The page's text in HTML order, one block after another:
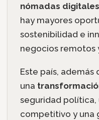
nómadas digitales
hay mayores
sostenibilidad e
negocios remotos
Este país,
una
seguridad política,
competitivo y una